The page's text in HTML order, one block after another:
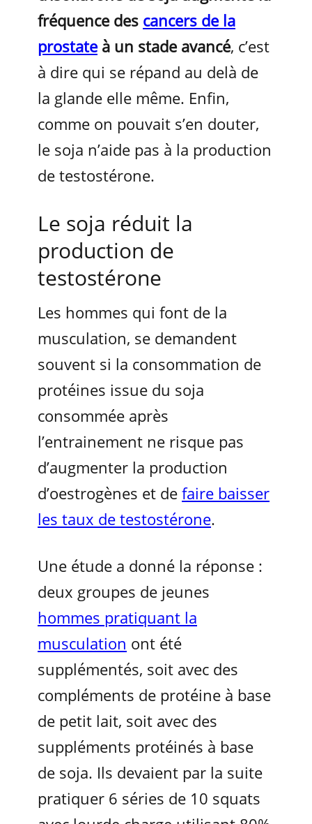
fréquence des cancers de la
prostateà un stade avancé, c’est
à dire qui se répand au delà de
la glande elle même. Enfin,
comme on pouvait s’en douter,
le soja n’aide pas à la production
de testostérone.
Le soja réduit la
production de
testostérone
Les hommes qui font de la
musculation, se demandent
souvent si la consommation de
protéines issue du soja
consommée après
l’entrainement ne risque pas
d’augmenter la production
d’oestrogènes et de faire baisser
les taux de testostérone.
Une étude a donné la réponse :
deux groupes de jeunes
hommes pratiquant la
musculation ont été
supplémentés, soit avec des
compléments de protéine à base
de petit lait, soit avec des
suppléments protéinés à base
de soja. Ils devaient par la suite
pratiquer 6 séries de 10 squats